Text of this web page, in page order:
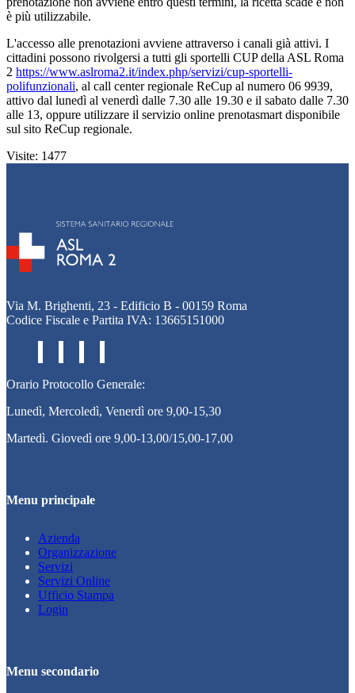
è più utilizzabile.
L'accesso alle prenotazioni avviene attraverso i canali già attivi. I
cittadini possono rivolgersi a tutti gli sportelli CUP della ASL Roma
2 https://www.aslroma2.it/index.php/servizi/cup-sportelli-
polifunzionali, al call center regionale ReCup al numero 06 9939,
attivo dal lunedì al venerdì dalle 7.30 alle 19.30 e il sabato dalle 7.30
alle 13, oppure utilizzare il servizio online prenotasmart disponibile
sul sito ReCup regionale.
Visite: 1477
Via M. Brighenti, 23 - Edificio B - 00159 Roma
Codice Fiscale e Partita IVA: 13665151000
Orario Protocollo Generale:
Lunedì, Mercoledì, Venerdì ore 9,00-15,30
Martedì. Giovedì ore 9,00-13,00/15,00-17,00
Menu principale
Azienda
Organizzazione
Servizi
Servizi Online
Ufficio Stampa
Login
Menu secondario